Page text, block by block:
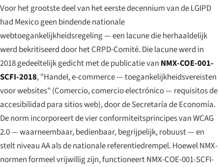
Voor het grootste deel van het eerste decennium van de LGIPD
had Mexico geen bindende nationale
webtoegankelijkheidsregeling — een lacune die herhaaldelijk
werd bekritiseerd door het CRPD-Comité. Die lacune werd in
2018 gedeeltelijk gedicht met de publicatie van NMX-COE-001-
SCFI-2018, "Handel, e-commerce — toegankelijkheidsvereisten
voor websites" (Comercio, comercio electrónico — requisitos de
accesibilidad para sitios web), door de Secretaría de Economía.
De norm incorporeert de vier conformiteitsprincipes van WCAG
2.0 — waarneembaar, bedienbaar, begrijpelijk, robuust — en
stelt niveau AA als de nationale referentiedrempel. Hoewel NMX-
normen formeel vrijwillig zijn, functioneert NMX-COE-001-SCFI-